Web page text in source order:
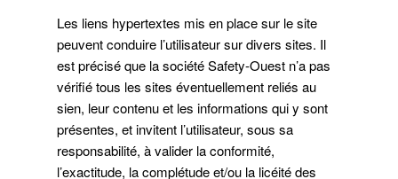
Les liens hypertextes mis en place sur le site
peuvent conduire l’utilisateur sur divers sites. Il
est précisé que la société Safety-Ouest n’a pas
vérifié tous les sites éventuellement reliés au
sien, leur contenu et les informations qui y sont
présentes, et invitent l’utilisateur, sous sa
responsabilité, à valider la conformité,
l’exactitude, la complétude et/ou la licéité des